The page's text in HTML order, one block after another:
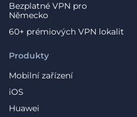
Produkty
Mobilní zařízení
iOS
Huawei
Bezplatné VPN pro
Německo
60+ prémiových VPN lokalit